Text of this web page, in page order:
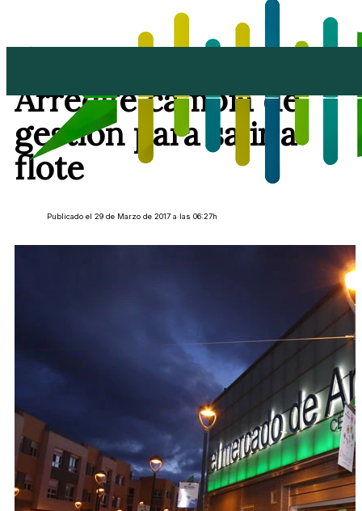
Arrecife cambia de
gestión para salir a
flote
Publicado el 29 de Marzo de 2017 a las 06:27h